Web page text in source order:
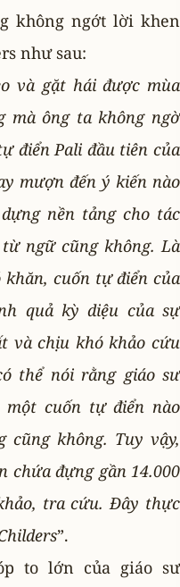
không ngớt lời khen
như sau:
và gặt hái được mùa
mà ông ta không ngờ
điển Pali đầu tiên của
mượn đến ý kiến nào
nền tảng cho tác
ngữ cũng không. Là
cuốn tự điển của
quả kỳ diệu của sự
và chịu khó khảo cứu
thể nói rằng giáo sư
một cuốn tự điển nào
cũng không. Tuy vậy,
chứa đựng gần 14.000
tra cứu. Ðây thực
”.
to lớn của giáo sư